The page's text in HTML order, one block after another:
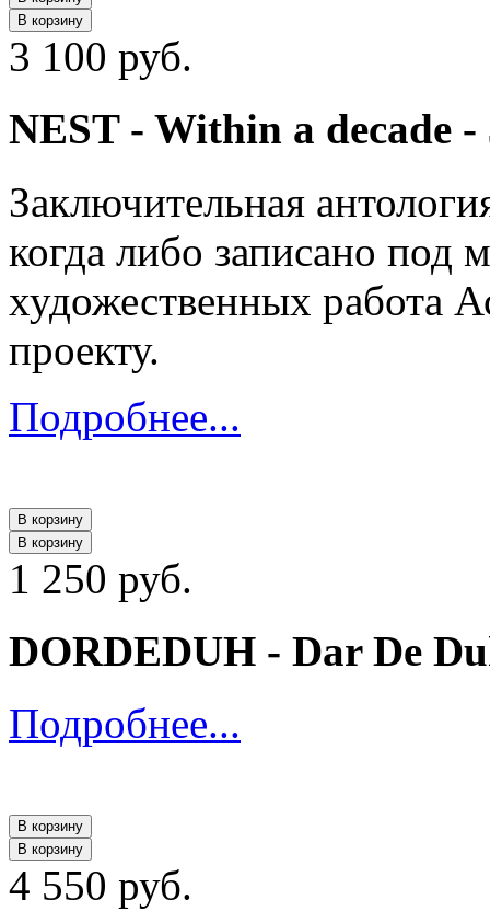
В корзину
3 100 руб.
NEST - Within a decade
Заключительная
когда либо записано под
художественных работа
проекту.
Подробнее...
В корзину
В корзину
1 250 руб.
DORDEDUH - Dar De
Подробнее...
В корзину
В корзину
4 550 руб.